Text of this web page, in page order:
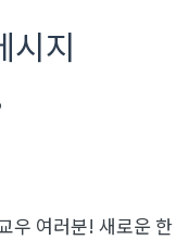
시지
우 여러분! 새로운 한